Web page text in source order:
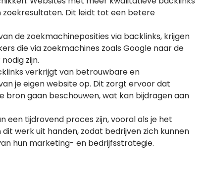
Dit leidt tot een betere
de zoekmachineposities via backlinks, krijgen
die via zoekmachines zoals Google naar de
zijn.
verkrijgt van betrouwbare en
je eigen website op. Dit zorgt ervoor dat
bron gaan beschouwen, wat kan bijdragen aan
een tijdrovend proces zijn, vooral als je het
werk uit handen, zodat bedrijven zich kunnen
hun marketing- en bedrijfsstrategie.